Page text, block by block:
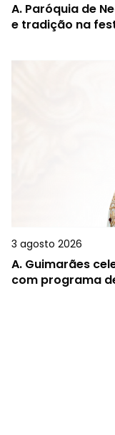
A. Paróquia de
e tradição na
3 agosto 2026
A. Guimarães
com programa